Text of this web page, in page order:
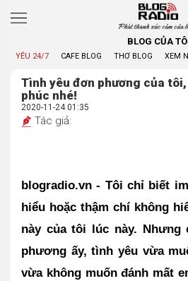
Phát thanh xúc cảm của
BLOG CỦA
YÊU 24/7 CAFE BLOG THƠ BLOG XEM
Tình yêu đơn phương của
phúc nhé!
2020-11-24 01:35
Tác giả:
blogradio.vn - Tôi chỉ biết
hiểu hoặc thậm chí không
này của tôi lúc này.
phương ấy, tình yêu vừa
vừa không muốn đánh mất